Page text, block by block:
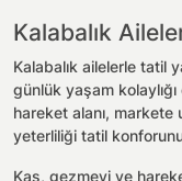
Kalabalık
Kalabalık ailelerle tatil
günlük yaşam
hareket alanı, markete
yeterliliği tatil
Kaş, gezmeyi ve